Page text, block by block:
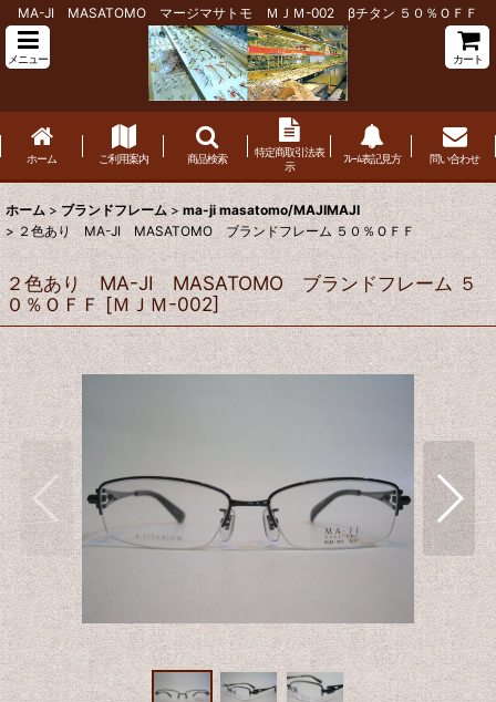
MA-JI MASATOMO マージマサトモ ＭＪＭ-002 βチタン ５０％ＯＦＦ
メニュー カート
ホーム ご利用案内 商品検索
特定商取引法表
示
ﾌﾚｰﾑ表記見方 問い合わせ
ホーム > ブランドフレーム > ma-ji masatomo/MAJIMAJI
> ２色あり MA-JI MASATOMO ブランドフレーム ５０％ＯＦＦ
２色あり MA-JI MASATOMO ブランドフレーム ５
０％ＯＦＦ [ＭＪＭ-002]